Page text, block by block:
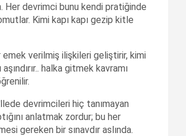
Her devrimci bunu kendi pratiğinde
Kimi kapı kapı gezip kitle
emek verilmiş ilişkileri geliştirir, kimi
aşındırır.. halka gitmek kavramı
devrimcileri hiç tanımayan
anlatmak zordur; bu her
gereken bir sınavdır aslında.